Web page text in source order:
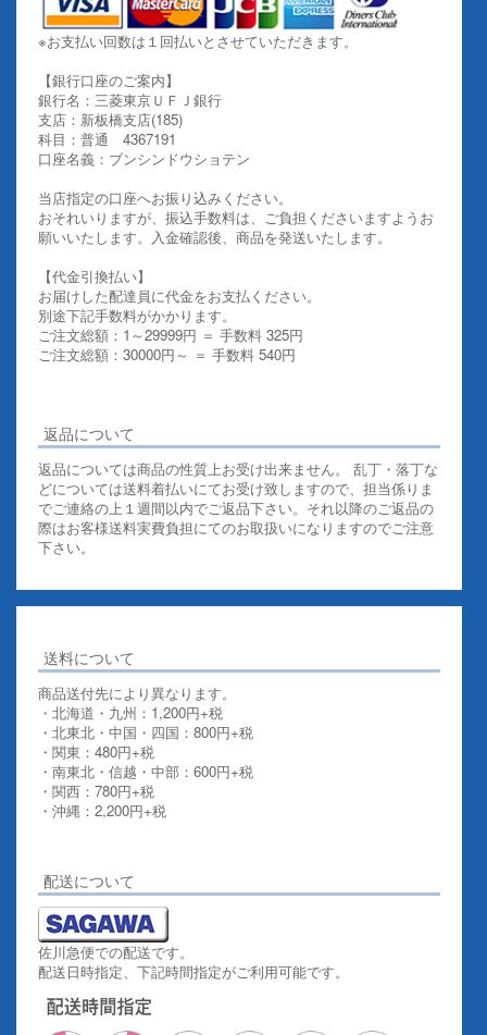
※お支払い回数は１回払いとさせていただきます。
【銀行口座のご案内】
銀行名：三菱東京ＵＦＪ銀行
支店：新板橋支店(185)
科目：普通 4367191
口座名義：ブンシンドウショテン
当店指定の口座へお振り込みください。
おそれいりますが、振込手数料は、ご負担くださいますようお
願いいたします。入金確認後、商品を発送いたします。
【代金引換払い】
お届けした配達員に代金をお支払ください。
別途下記手数料がかかります。
ご注文総額：1～29999円 ＝ 手数料 325円
ご注文総額：30000円～ ＝ 手数料 540円
返品について
返品については商品の性質上お受け出来ません。 乱丁・落丁な
どについては送料着払いにてお受け致しますので、担当係りま
でご連絡の上１週間以内でご返品下さい。それ以降のご返品の
際はお客様送料実費負担にてのお取扱いになりますのでご注意
下さい。
送料について
商品送付先により異なります。
・北海道・九州：1,200円+税
・北東北・中国・四国：800円+税
・関東：480円+税
・南東北・信越・中部：600円+税
・関西：780円+税
・沖縄：2,200円+税
配送について
佐川急便での配送です。
配送日時指定、下記時間指定がご利用可能です。